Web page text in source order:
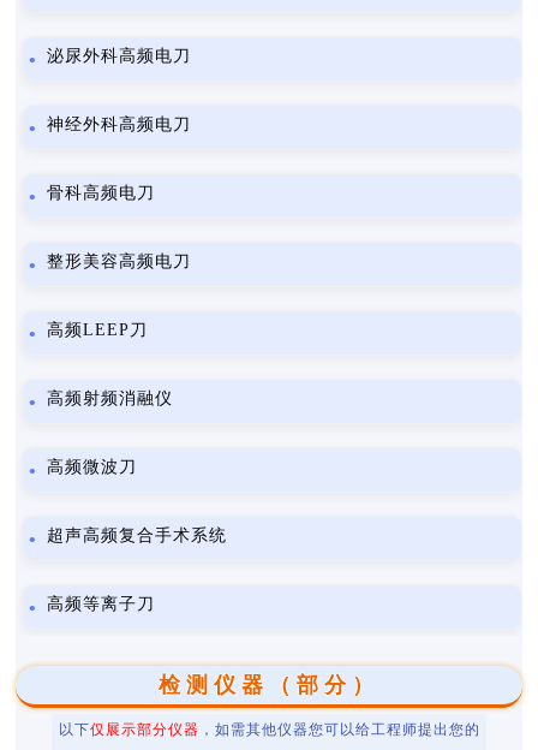
泌尿外科高频电刀
神经外科高频电刀
骨科高频电刀
整形美容高频电刀
高频LEEP刀
高频射频消融仪
高频微波刀
超声高频复合手术系统
高频等离子刀
检测仪器（部分）
以下仅展示部分仪器 ，如需其他仪器您可以给工程师提出您的